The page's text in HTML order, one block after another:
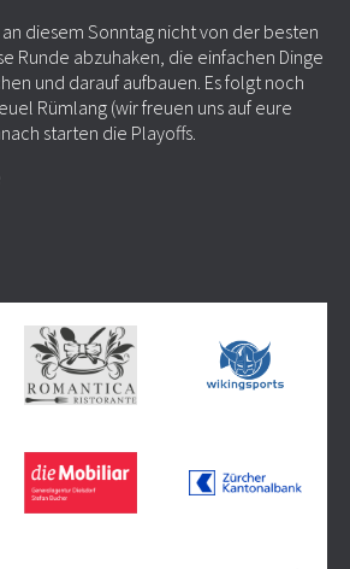
an diesem Sonntag nicht von der besten
Runde abzuhaken, die einfachen Dinge
und darauf aufbauen. Es folgt noch
Rümlang (wir freuen uns auf eure
starten die Playoffs.